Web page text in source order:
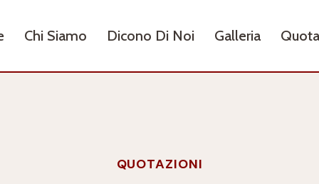
Chi Siamo Dicono Di Noi Galleria
QUOTAZIONI